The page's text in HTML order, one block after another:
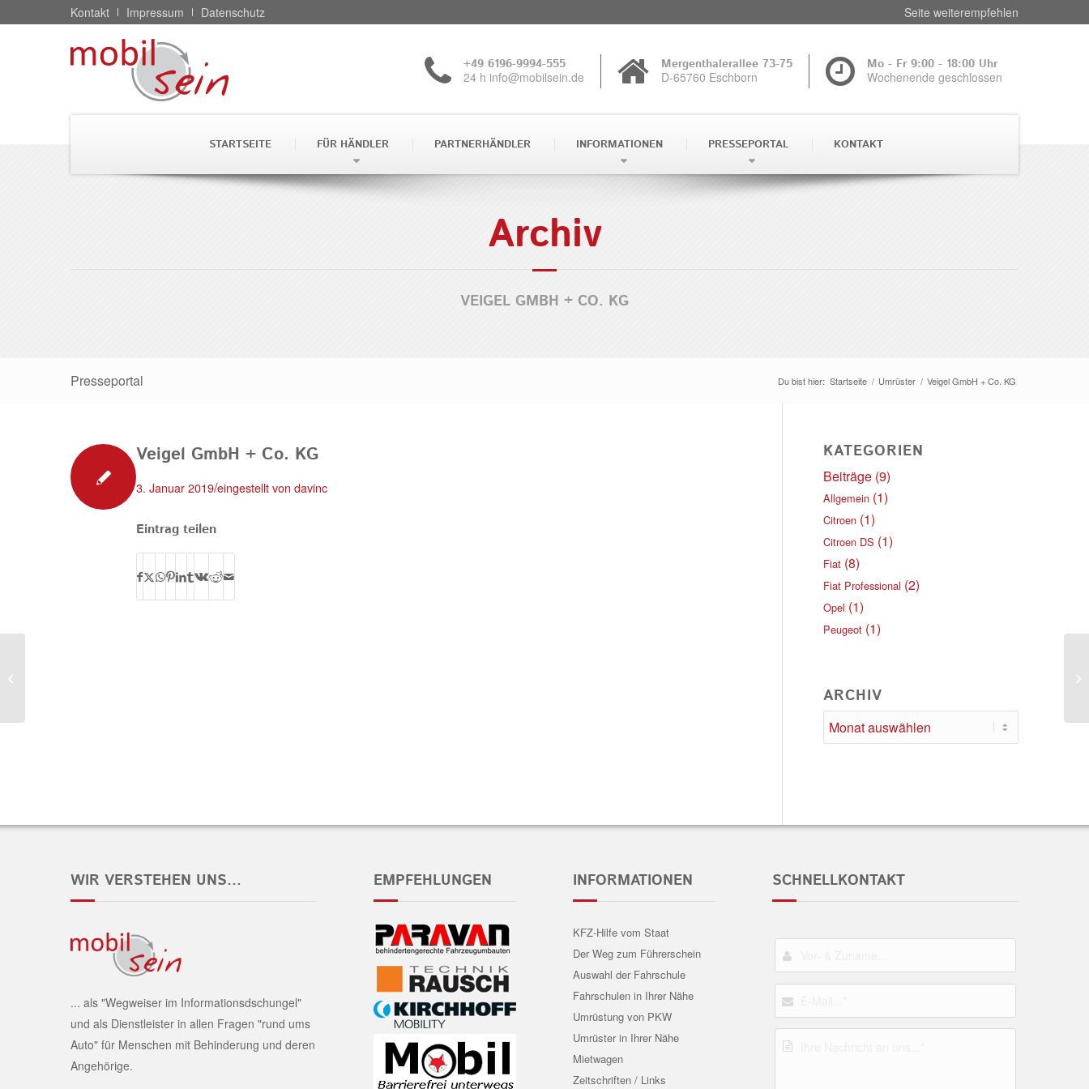
Kontakt Impressum Datenschutz Seite weiterempfehlen
+49 6196-9994-555
24 h info@mobilsein.de
Mergenthalerallee 73-75
D-65760 Eschborn
Mo - Fr 9:00 - 18:00 Uhr
Wochenende geschlossen
STARTSEITE FÜR HÄNDLER PARTNERHÄNDLER INFORMATIONEN PRESSEPORTAL KONTAKT
Archiv
VEIGEL GMBH + CO. KG
Presseportal Du bist hier: Startseite / Umrüster / Veigel GmbH + Co. KG
Veigel GmbH + Co. KG
3. Januar 2019/eingestellt von davinc
Eintrag teilen
KATEGORIEN
Beiträge(9)
Allgemein(1)
Citroen(1)
Citroen DS (1)
Fiat(8)
Fiat Professional (2)
Opel (1)
Peugeot(1)
ARCHIV
WIR VERSTEHEN UNS…
... als "Wegweiser im Informationsdschungel"
und als Dienstleister in allen Fragen "rund ums
Auto" für Menschen mit Behinderung und deren
Angehörige.
EMPFEHLUNGEN INFORMATIONEN
KFZ-Hilfe vom Staat
Der Weg zum Führerschein
Auswahl der Fahrschule
Fahrschulen in Ihrer Nähe
Umrüstung von PKW
Umrüster in Ihrer Nähe
Mietwagen
Zeitschriften / Links
SCHNELLKONTAKT